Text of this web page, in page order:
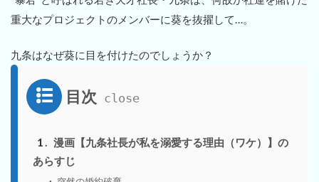
重大なプロジェクトのメンバーに葵を抜擢して…。
九条はなぜ葵に目を付けたのでしょうか？
目次
1
漫画【九条社長が私を溺愛する理由（ワケ）】の
あらすじ